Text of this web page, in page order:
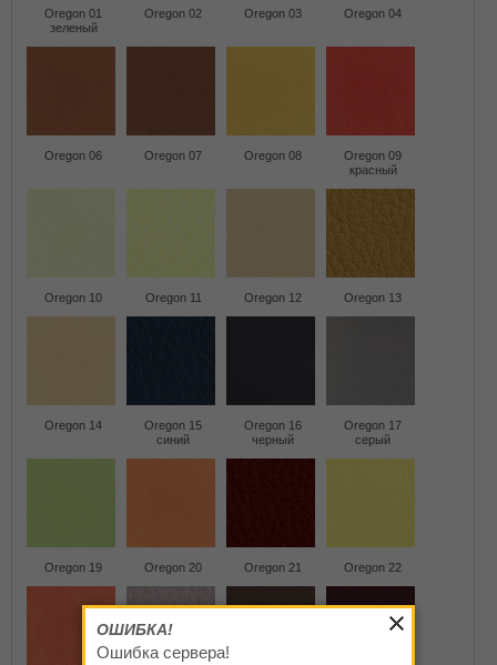
Oregon 01
зеленый
Oregon 02 Oregon 03 Oregon 04
Oregon 06 Oregon 07 Oregon 08
Oregon 09
красный
Oregon 10 Oregon 11 Oregon 12 Oregon 13
Oregon 14
Oregon 15
синий
Oregon 16
черный
Oregon 17
серый
Oregon 19 Oregon 20 Oregon 21 Oregon 22
ОШИБКА!
Ошибка сервера!